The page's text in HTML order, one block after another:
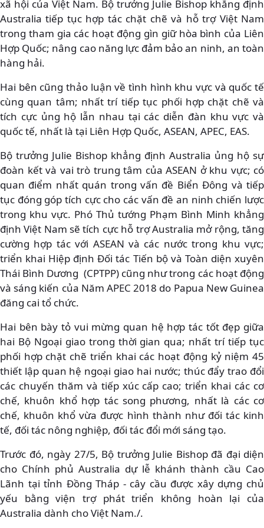
xã hội của Việt Nam. Bộ trưởng Julie Bishop khẳng định
Australia tiếp tục hợp tác chặt chẽ và hỗ trợ Việt Nam
trong tham gia các hoạt động gìn giữ hòa bình của Liên
Hợp Quốc; nâng cao năng lực đảm bảo an ninh, an toàn
hàng hải.
Hai bên cũng thảo luận về tình hình khu vực và quốc tế
cùng quan tâm; nhất trí tiếp tục phối hợp chặt chẽ và
tích cực ủng hộ lẫn nhau tại các diễn đàn khu vực và
quốc tế, nhất là tại Liên Hợp Quốc, ASEAN, APEC, EAS.
Bộ trưởng Julie Bishop khẳng định Australia ủng hộ sự
đoàn kết và vai trò trung tâm của ASEAN ở khu vực; có
quan điểm nhất quán trong vấn đề Biển Đông và tiếp
tục đóng góp tích cực cho các vấn đề an ninh chiến lược
trong khu vực. Phó Thủ tướng Phạm Bình Minh khẳng
định Việt Nam sẽ tích cực hỗ trợ Australia mở rộng, tăng
cường hợp tác với ASEAN và các nước trong khu vực;
triển khai Hiệp định Đối tác Tiến bộ và Toàn diện xuyên
Thái Bình Dương (CPTPP) cũng như trong các hoạt động
và sáng kiến của Năm APEC 2018 do Papua New Guinea
đăng cai tổ chức.
Hai bên bày tỏ vui mừng quan hệ hợp tác tốt đẹp giữa
hai Bộ Ngoại giao trong thời gian qua; nhất trí tiếp tục
phối hợp chặt chẽ triển khai các hoạt động kỷ niệm 45
thiết lập quan hệ ngoại giao hai nước; thúc đẩy trao đổi
các chuyến thăm và tiếp xúc cấp cao; triển khai các cơ
chế, khuôn khổ hợp tác song phương, nhất là các cơ
chế, khuôn khổ vừa được hình thành như đối tác kinh
tế, đối tác nông nghiệp, đối tác đổi mới sáng tạo.
Trước đó, ngày 27/5, Bộ trưởng Julie Bishop đã đại diện
cho Chính phủ Australia dự lễ khánh thành cầu Cao
Lãnh tại tỉnh Đồng Tháp - cây cầu được xây dựng chủ
yếu bằng viện trợ phát triển không hoàn lại của
Australia dành cho Việt Nam./.